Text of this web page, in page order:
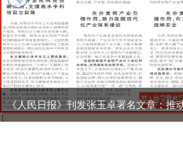
《人民日报》刊发张玉卓署名文章：推